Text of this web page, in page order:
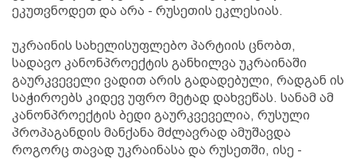
ეკუთვნოდეთ და არა - რუსეთის ეკლესიას.
უკრაინის სახელისუფლებო პარტიის ცნობთ,
სადავო კანონპროექტის განხილვა უკრაინაში
გაურკვეველი ვადით არის გადადებული, რადგან ის
საჭიროებს კიდევ უფრო მეტად დახვეწას. სანამ ამ
კანონპროექტის ბედი გაურკვეველია, რუსული
პროპაგანდის მანქანა მძლავრად ამუშავდა
როგორც თავად უკრაინასა და რუსეთში, ისე -